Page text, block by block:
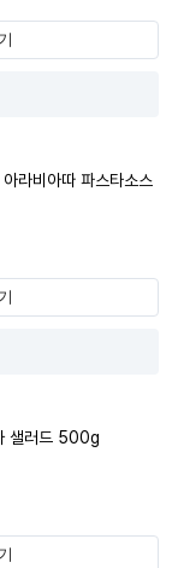
라비아따 파스타소스
샐러드 500g